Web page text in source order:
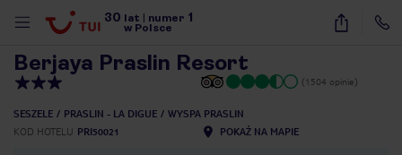
30 lat numer 1
w Polsce
19
Berjaya Praslin Resort
(1504 opinie)
SESZELE PRASLIN - LA DIGUE
WYSPA PRASLIN
KOD HOTELU PRI50021 POKAŻ NA MAPIE